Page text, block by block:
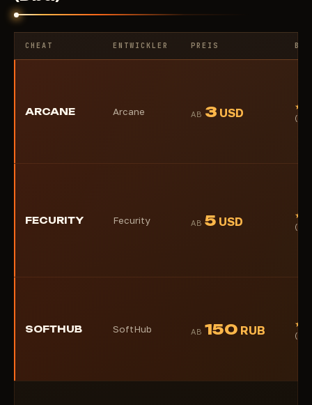
CHEAT ENTWICKLER PREIS
ARCANE Arcane AB 3 USD (1)
FECURITY Fecurity AB 5 USD (1)
SOFTHUB SoftHub AB 150 RUB (1)